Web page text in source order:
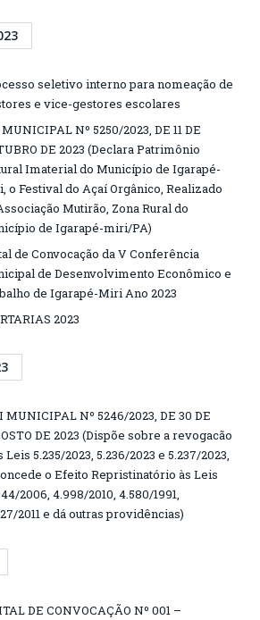
seletivo interno para nomeação de
e vice-gestores escolares
Nº 5250/2023, DE 11 DE
DE 2023 (Declara Patrimônio
Imaterial do Município de Igarapé-
o Festival do Açaí Orgânico, Realizado
Mutirão, Zona Rural do
de Igarapé-miri/PA)
de Convocação da V Conferência
de Desenvolvimento Econômico e
de Igarapé-Miri Ano 2023
2023
MUNICIPAL Nº 5246/2023, DE 30 DE
DE 2023 (Dispõe sobre a revogacão
Leis 5.235/2023, 5.236/2023 e 5.237/2023,
o Efeito Repristinatório às Leis
2006, 4.998/2010, 4.580/1991,
2011 e dá outras providências)
DE CONVOCAÇÃO Nº 001 –